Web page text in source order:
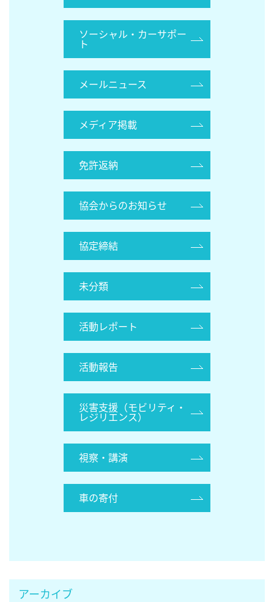
ソーシャル・カーサポー
ト
メールニュース
メディア掲載
免許返納
協会からのお知らせ
協定締結
未分類
活動レポート
活動報告
災害支援（モビリティ・
レジリエンス）
視察・講演
車の寄付
アーカイブ